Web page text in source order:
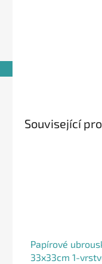
Související
Papírové
33x33cm 1-